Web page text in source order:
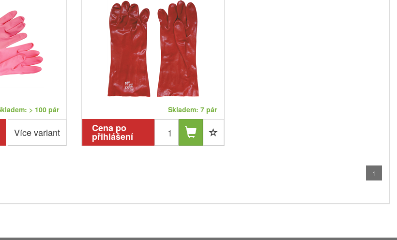
> 100 pár
Více variant
Skladem: 7 pár
Cena po
přihlášení
1